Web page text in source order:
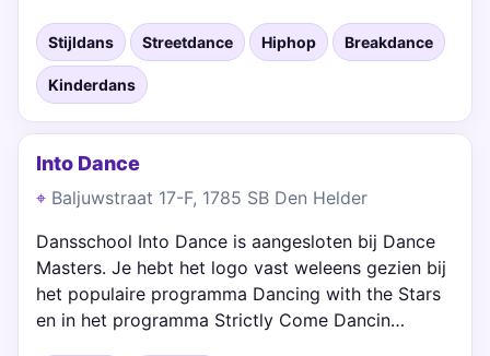
Stijldans Streetdance Hiphop Breakdance
Kinderdans
Into Dance
Baljuwstraat 17-F, 1785 SB Den Helder
Dansschool Into Dance is aangesloten bij Dance
Masters. Je hebt het logo vast weleens gezien bij
het populaire programma Dancing with the Stars
en in het programma Strictly Come Dancin…